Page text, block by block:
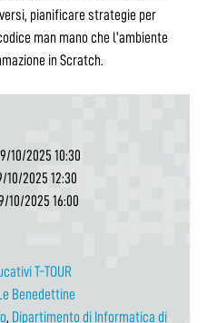
pianificare strategie per
man mano che l’ambiente
in Scratch.
10/2025 10:30
10/2025 12:30
10/2025 16:00
T-TOUR
Benedettine
, Dipartimento di Informatica di